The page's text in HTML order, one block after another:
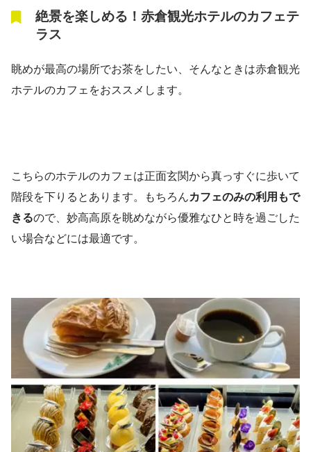
絶景を楽しめる！赤倉観光ホテルのカフェテ
ラス
眺めが最高の場所でお茶をしたい、そんなときは赤倉観光
ホテルのカフェをおススメします。
こちらのホテルのカフェは正面玄関から真っすぐに歩いて
階段を下りるとあります。もちろんカフェのみの利用もで
きるので、妙高高原を眺めながら優雅なひと時を過ごした
い場合などには最適です。